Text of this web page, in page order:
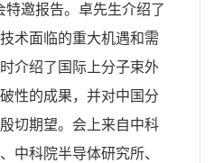
特邀报告。卓先生介绍了
术面临的重大机遇和需
介绍了国际上分子束外
性的成果，并对中国分
切期望。会上来自中科
中科院半导体研究所、